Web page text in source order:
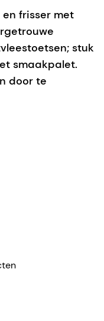
aan de
Grapefruit.
ingrediënt
authentieke
stuk
door te